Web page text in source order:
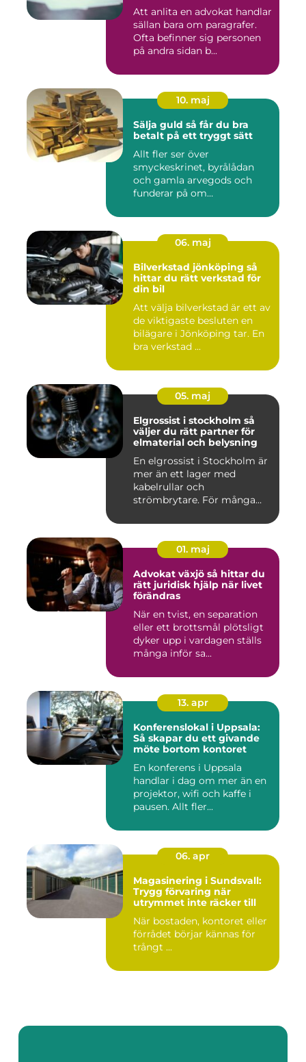
Att anlita en advokat handlar
sällan bara om paragrafer.
Ofta befinner sig personen
på andra sidan b...
10. maj
Sälja guld så får du bra
betalt på ett tryggt sätt
Allt fler ser över
smyckeskrinet, byrålådan
och gamla arvegods och
funderar på om
06. maj
Bilverkstad jönköping så
hittar du rätt verkstad för
din bil
Att välja bilverkstad är ett av
de viktigaste besluten en
bilägare i Jönköping tar. En
bra verkstad ...
05. maj
Elgrossist i stockholm så
väljer du rätt partner för
elmaterial och belysning
En elgrossist i Stockholm är
mer än ett lager med
kabelrullar och
strömbrytare. För många
01. maj
Advokat växjö så hittar du
rätt juridisk hjälp när livet
förändras
När en tvist, en separation
eller ett brottsmål plötsligt
dyker upp i vardagen ställs
många inför sa...
13. apr
Konferenslokal i Uppsala:
Så skapar du ett givande
möte bortom kontoret
En konferens i Uppsala
handlar i dag om mer än en
projektor, wifi och kaffe i
pausen. Allt fler...
06. apr
Magasinering i Sundsvall:
Trygg förvaring när
utrymmet inte räcker till
När bostaden, kontoret eller
förrådet börjar kännas för
trångt ...